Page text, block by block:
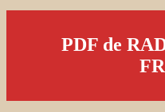
PDF de